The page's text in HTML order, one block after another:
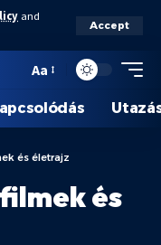
and
Accept
Aa
és életrajz
és